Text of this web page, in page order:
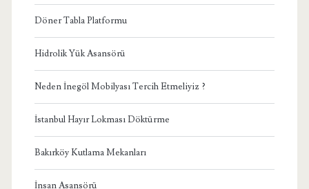
Döner Tabla Platformu
Hidrolik Yük Asansörü
Neden İnegöl Mobilyası Tercih Etmeliyiz ?
İstanbul Hayır Lokması Döktürme
Bakırköy Kutlama Mekanları
İnsan Asansörü